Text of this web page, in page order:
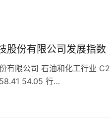
股份有限公司发展指数
有限公司 石油和化工行业
54.05 行…